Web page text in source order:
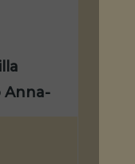
Anna-